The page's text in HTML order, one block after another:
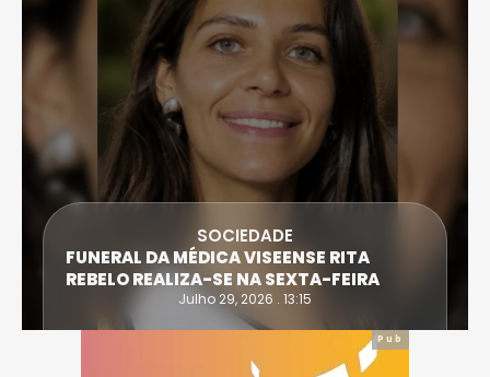
SOCIEDADE
FUNERAL DA MÉDICA VISEENSE RITA
REBELO REALIZA-SE NA SEXTA-FEIRA
Julho 29, 2026 . 13:15
Pub